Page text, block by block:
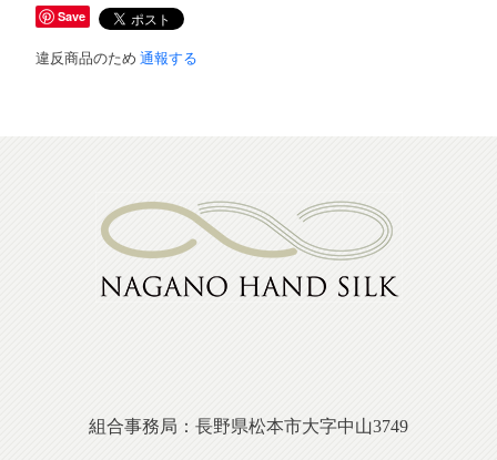
Save
違反商品のため 通報する
組合事務局：長野県松本市大字中山3749